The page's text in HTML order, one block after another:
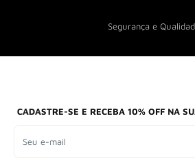
CADASTRE-SE E RECEBA 10% OFF NA
Seu e-mail
Segurança e